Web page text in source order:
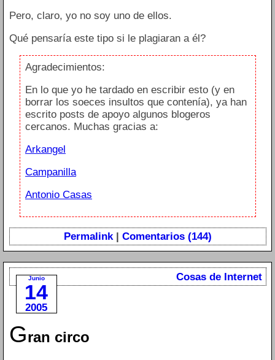
Pero, claro, yo no soy uno de ellos.
Qué pensaría este tipo si le plagiaran a él?
Agradecimientos:
En lo que yo he tardado en escribir esto (y en
borrar los soeces insultos que contenía), ya han
escrito posts de apoyo algunos blogeros
cercanos. Muchas gracias a:
Arkangel
Campanilla
Antonio Casas
Permalink| Comentarios (144)
Junio
14
2005
Cosas de Internet
Gran circo